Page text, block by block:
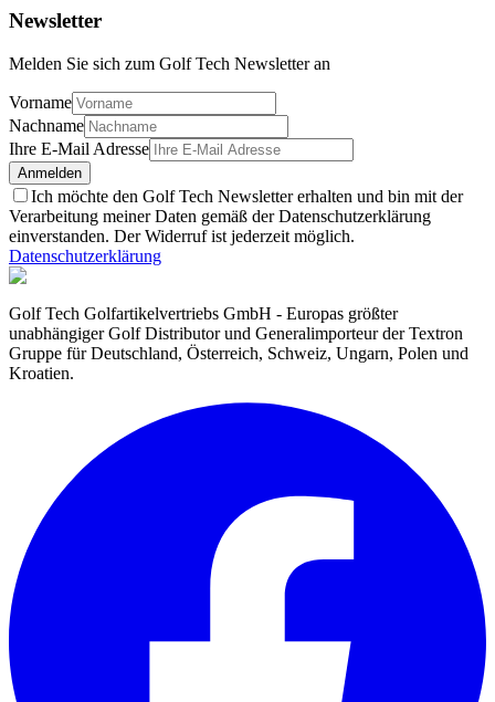
Newsletter
Melden Sie sich zum Golf Tech Newsletter an
Vorname
Nachname
Ihre E-Mail Adresse
Anmelden
Ich möchte den Golf Tech Newsletter erhalten und bin mit der
Verarbeitung meiner Daten gemäß der Datenschutzerklärung
einverstanden. Der Widerruf ist jederzeit möglich.
Datenschutzerklärung
Golf Tech Golfartikelvertriebs GmbH - Europas größter
unabhängiger Golf Distributor und Generalimporteur der Textron
Gruppe für Deutschland, Österreich, Schweiz, Ungarn, Polen und
Kroatien.